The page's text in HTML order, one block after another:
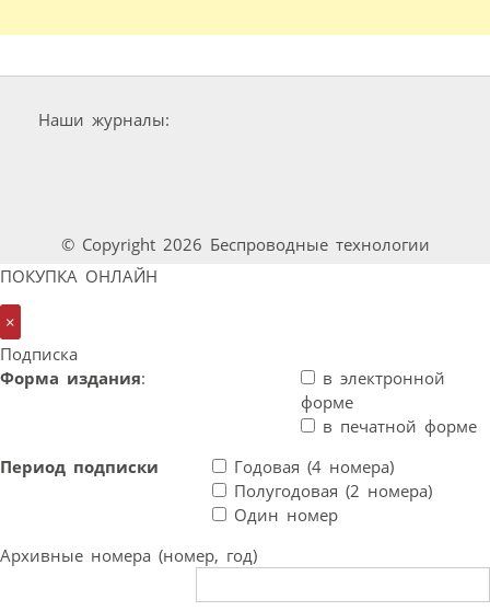
Наши журналы:
© Copyright 2026 Беспроводные технологии
ПОКУПКА ОНЛАЙН
×
Подписка
Форма издания:
в электронной
форме
в печатной форме
Период подписки
Годовая (4 номера)
Полугодовая (2 номера)
Один номер
Архивные номера (номер, год)